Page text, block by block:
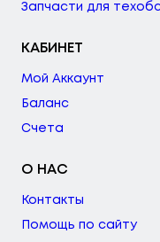
Запчасти для
КАБИНЕТ
Мой Аккаунт
Баланс
Счета
О НАС
Контакты
Помощь по сайту